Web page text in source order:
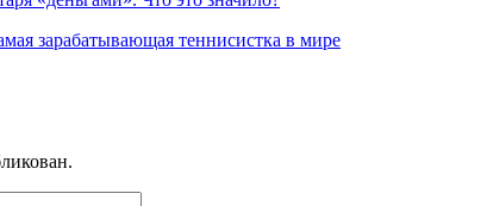
зарабатывающая теннисистка в мире